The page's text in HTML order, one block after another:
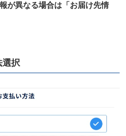
が異なる場合は「お届け先情
選択